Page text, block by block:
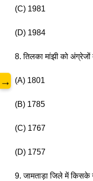
(C) 1981
(D) 1984
8. तिलका मांझी को
(A) 1801
(B) 1785
(C) 1767
(D) 1757
9. जामताड़ा जिले में किसके
→